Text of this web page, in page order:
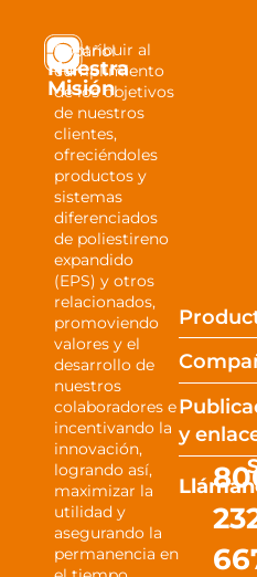
Español
Nuestra
Misión
Contribuir al
cumplimiento
de los objetivos
de nuestros
clientes,
ofreciéndoles
productos y
sistemas
diferenciados
de poliestireno
expandido
(EPS) y otros
relacionados,
promoviendo
valores y el
desarrollo de
nuestros
colaboradores e
incentivando la
innovación,
logrando así,
maximizar la
utilidad y
asegurando la
permanencia en
y